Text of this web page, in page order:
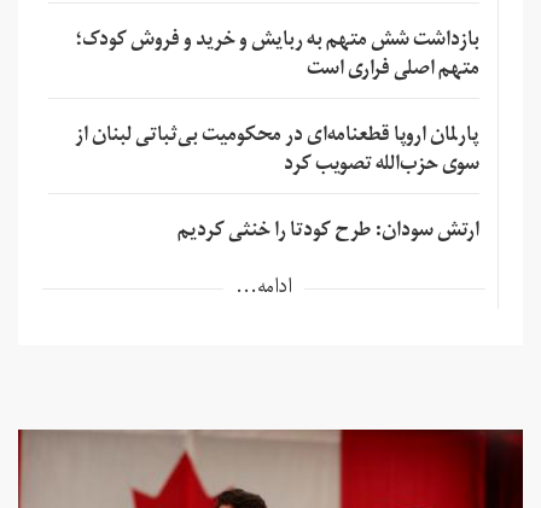
بازداشت شش متهم به ربایش و خرید و فروش کودک؛
متهم اصلی فراری است
پارلمان اروپا قطعنامه‌ای در محکومیت بی‌ثباتی لبنان از
سوی حزب‌الله تصویب کرد
ارتش سودان: طرح کودتا را خنثی کردیم
ادامه...